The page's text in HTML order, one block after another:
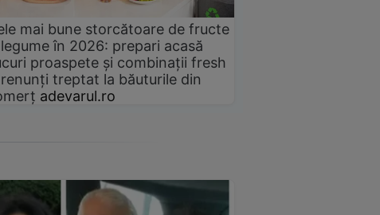
mai bune storcătoare de fructe
în 2026: prepari acasă
proaspete și combinații fresh
treptat la băuturile din
adevarul.ro